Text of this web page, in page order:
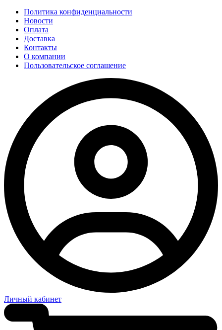
Политика конфиденциальности
Новости
Оплата
Доставка
Контакты
О компании
Пользовательское соглашение
Личный кабинет